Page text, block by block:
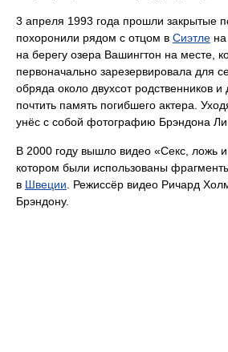
3 апреля 1993 года прошли закрытые
похоронили рядом с отцом в Сиэтле
на берегу озера Вашингтон на месте,
первоначально зарезервировала для
обряда около двухсот родственников и
почтить память погибшего актера.
унёс с собой фотографию Брэндона
В 2000 году вышло видео «Секс, ложь
котором были использованы
в Швеции. Режиссёр видео Ричард
Брэндону.